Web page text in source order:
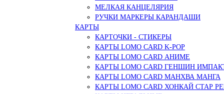
МЕЛКАЯ КАНЦЕЛЯРИЯ
РУЧКИ МАРКЕРЫ КАРАНДАШИ
КАРТЫ
КАРТОЧКИ - СТИКЕРЫ
КАРТЫ LOMO CARD K-POP
КАРТЫ LOMO CARD АНИМЕ
КАРТЫ LOMO CARD ГЕНШИН
КАРТЫ LOMO CARD МАНХВА МАНГА
КАРТЫ LOMO CARD ХОНКАЙ СТАР